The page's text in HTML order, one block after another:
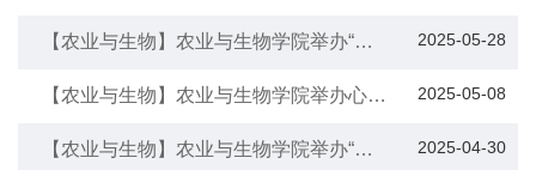
2025-05-28
【农业与生物】农业与生物学院举办“心
2025-05-08
【农业与生物】农业与生物学院举办心理
2025-04-30
【农业与生物】农业与生物学院举办“心